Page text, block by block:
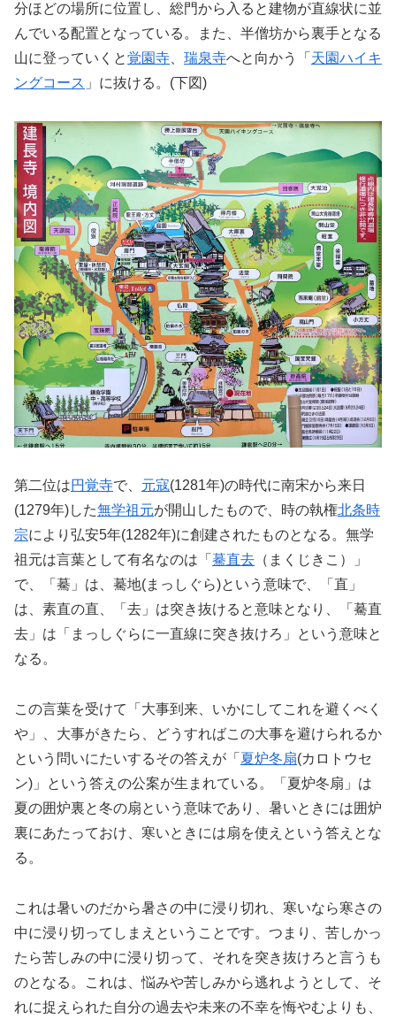
分ほどの場所に位置し、総門から入ると建物が直線状に並
んでいる配置となっている。また、半僧坊から裏手となる
山に登っていくと覚園寺 瑞泉寺へと向かう「 天園ハイキ
ングコース 」に抜ける。(下図)
第二位は円覚寺で、 元寇(1281年)の時代に南宋から来日
(1279年)した無学祖元が開山したもので、時の執権北条時
宗により弘安5年(1282年)に創建されたものとなる。無学
祖元は言葉として有名なのは「 驀直去 （まくじきこ）」
で、「驀」は、驀地(まっしぐら)という意味で、「直」
は、素直の直、「去」は突き抜けると意味となり、「驀直
去」は「まっしぐらに一直線に突き抜けろ」という意味と
なる。
この言葉を受けて「大事到来、いかにしてこれを避くべく
や」、大事がきたら、どうすればこの大事を避けられるか
という問いにたいするその答えが「 夏炉冬扇(カロトウセ
ン)」という答えの公案が生まれている。「夏炉冬扇」は
夏の囲炉裏と冬の扇という意味であり、暑いときには囲炉
裏にあたっておけ、寒いときには扇を使えという答えとな
る。
これは暑いのだから暑さの中に浸り切れ、寒いなら寒さの
中に浸り切ってしまえということです。つまり、苦しかっ
たら苦しみの中に浸り切って、それを突き抜けろと言うも
のとなる。これは、悩みや苦しみから逃れようとして、そ
れに捉えられた自分の過去や未来の不幸を悔やむよりも、